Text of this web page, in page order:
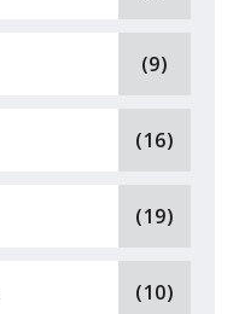
(9)
(16)
(19)
(10)